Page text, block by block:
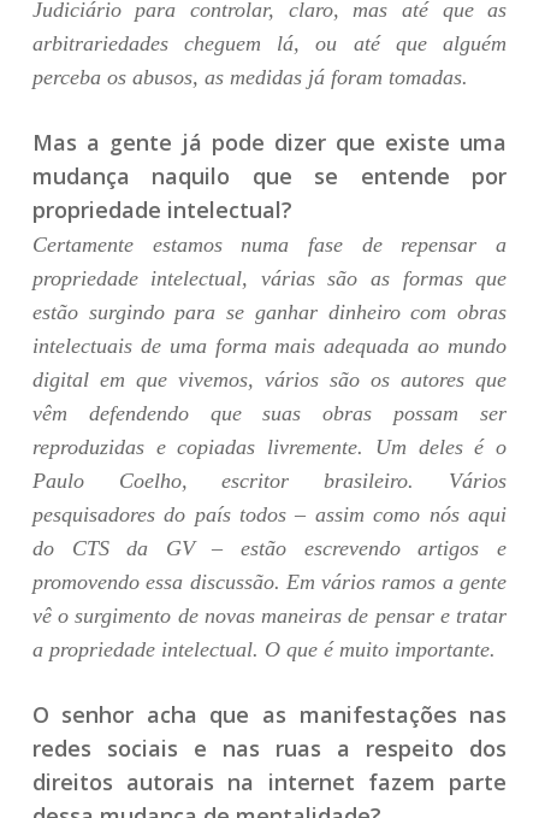
Judiciário para controlar, claro, mas até que as
arbitrariedades cheguem lá, ou até que alguém
perceba os abusos, as medidas já foram tomadas.
Mas a gente já pode dizer que existe uma
mudança naquilo que se entende por
propriedade intelectual?
Certamente estamos numa fase de repensar a
propriedade intelectual, várias são as formas que
estão surgindo para se ganhar dinheiro com obras
intelectuais de uma forma mais adequada ao mundo
digital em que vivemos, vários são os autores que
vêm defendendo que suas obras possam ser
reproduzidas e copiadas livremente. Um deles é o
Paulo Coelho, escritor brasileiro. Vários
pesquisadores do país todos – assim como nós aqui
do CTS da GV – estão escrevendo artigos e
promovendo essa discussão. Em vários ramos a gente
vê o surgimento de novas maneiras de pensar e tratar
a propriedade intelectual. O que é muito importante.
O senhor acha que as manifestações nas
redes sociais e nas ruas a respeito dos
direitos autorais na internet fazem parte